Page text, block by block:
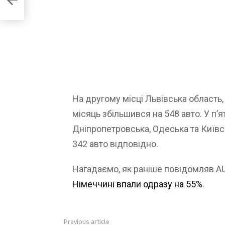
На другому місці Львівська
місяць збільшився на 548 авто. У
Дніпропетровська, Одеська та
342 авто відповідно.
Нагадаємо, як раніше повідомляв
Німеччині впали одразу на 55%.
Previous article